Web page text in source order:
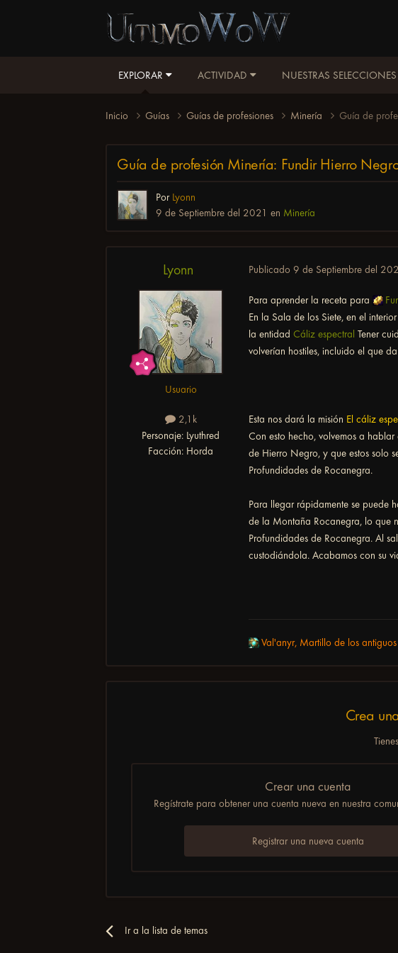
EXPLORAR ACTIVIDAD NUESTRAS SELECCIONES
Inicio Guías Guías de profesiones Minería Guía de
Guía de profesión Minería: Fundir Hierro
Por Lyonn
9 de Septiembre del 2021 en Minería
Lyonn
Usuario
2,1k
Personaje: Lyuthred
Facción: Horda
Publicado9 de Septiembre del
Para aprender la receta para
En la Sala de los Siete, en el
la entidad Cáliz espectral Tener
volverían hostiles, incluido el que
Esta nos dará la misión El cáliz
Con esto hecho, volvemos a
de Hierro Negro, y que estos solo
Profundidades de Rocanegra.
Para llegar rápidamente se puede
de la Montaña Rocanegra, lo que
Profundidades de Rocanegra. Al
custodiándola. Acabamos con su
Val'anyr, Martillo de los antiguos
Crea
Crear una cuenta
Regístrate para obtener una cuenta nueva en nuestra
Registrar una nueva cuenta
Ir a la lista de temas